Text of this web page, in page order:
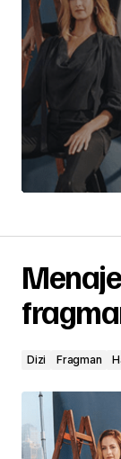
Dizi Fragman